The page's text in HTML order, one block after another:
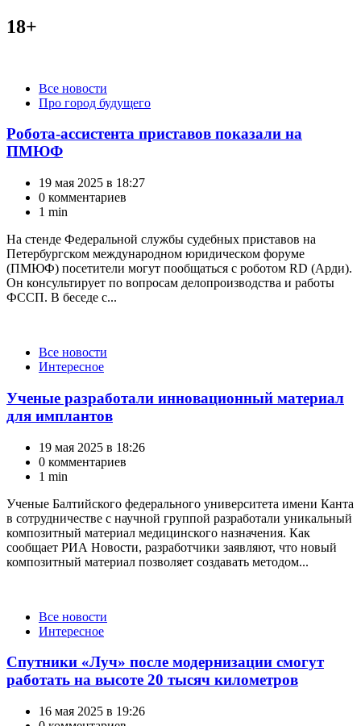
18+
КатегорииВсе новости
Про город будущего
Робота-ассистента приставов показали на
ПМЮФ
19 мая 2025 в 18:27
0 комментариев
1 min
На стенде Федеральной службы судебных приставов на
Петербургском международном юридическом форуме
(ПМЮФ) посетители могут пообщаться с роботом RD (Арди).
Он консультирует по вопросам делопроизводства и работы
ФССП. В беседе с...
КатегорииВсе новости
Интересное
Ученые разработали инновационный материал
для имплантов
19 мая 2025 в 18:26
0 комментариев
1 min
Ученые Балтийского федерального университета имени Канта
в сотрудничестве с научной группой разработали уникальный
композитный материал медицинского назначения. Как
сообщает РИА Новости, разработчики заявляют, что новый
композитный материал позволяет создавать методом...
КатегорииВсе новости
Интересное
Спутники «Луч» после модернизации смогут
работать на высоте 20 тысяч километров
16 мая 2025 в 19:26